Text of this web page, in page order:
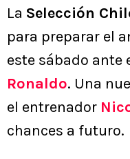
La Selección
para preparar el
este sábado ante
Ronaldo. Una
el entrenador
chances a futuro.